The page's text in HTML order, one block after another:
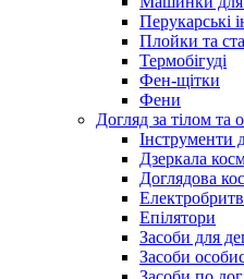
Перукарські
Плойки та
Термобігуді
Фен-щітки
Фени
Догляд за тілом та
Інструменти
Дзеркала
Доглядова
Епілятори
Засоби для
Засоби